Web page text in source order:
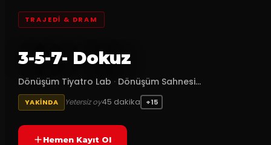
TRAJEDI & DRAM
3-5-7- Dokuz
Dönüşüm Tiyatro Lab · Dönüşüm Sahnesi...
YAKINDA Yetersiz oy45 dakika +15
Hemen Kayıt Ol